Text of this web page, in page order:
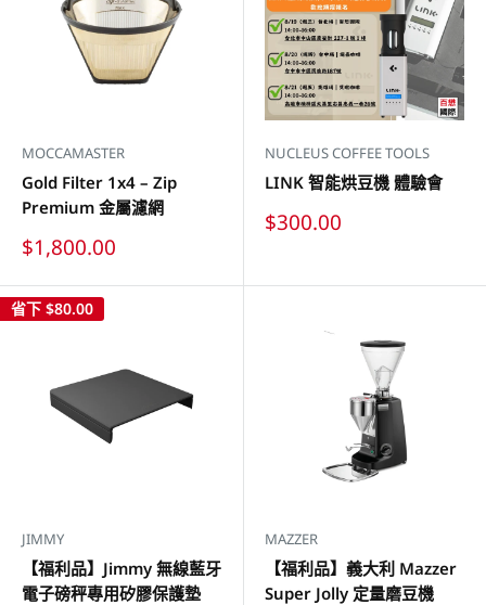
MOCCAMASTER
Gold Filter 1x4 – Zip
Premium 金屬濾網
特
價
$1,800.00
NUCLEUS COFFEE TOOLS
LINK 智能烘豆機 體驗會
特
價
$300.00
省下 $80.00
JIMMY
【福利品】Jimmy 無線藍牙
電子磅秤專用矽膠保護墊
MAZZER
【福利品】義大利 Mazzer
Super Jolly 定量磨豆機